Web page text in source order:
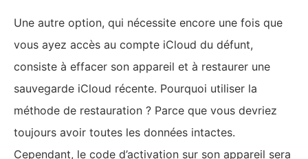
Une autre option, qui nécessite encore une fois que
vous ayez accès au compte iCloud du défunt,
consiste à effacer son appareil et à restaurer une
sauvegarde iCloud récente. Pourquoi utiliser la
méthode de restauration ? Parce que vous devriez
toujours avoir toutes les données intactes.
Cependant, le code d’activation sur son appareil sera